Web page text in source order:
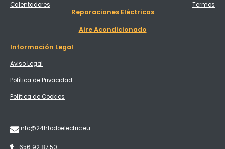
Calentadores Termos
Reparaciones Eléctricas
Aire Acondicionado
Información Legal
Aviso Legal
Política de Privacidad
Política de Cookies
info@24htodoelectric.eu